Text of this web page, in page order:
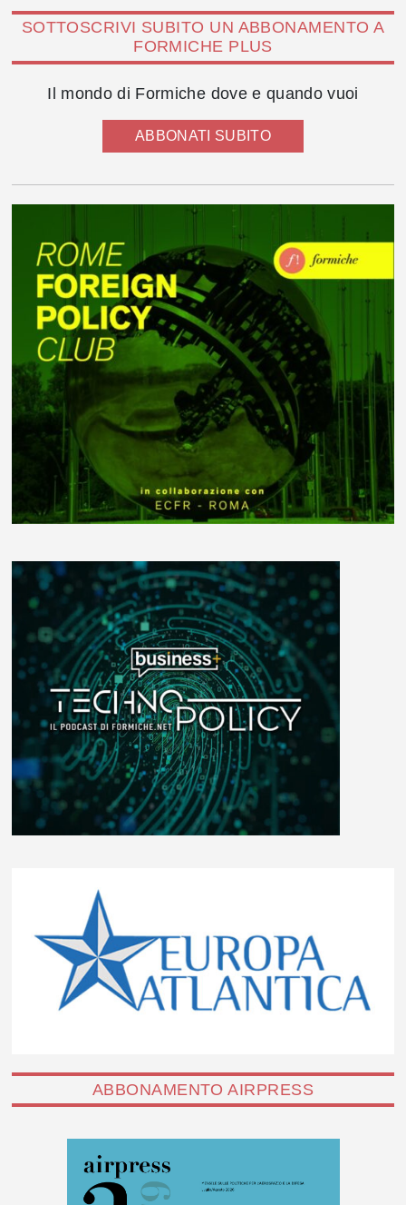
SOTTOSCRIVI SUBITO UN ABBONAMENTO A
FORMICHE PLUS
Il mondo di Formiche dove e quando vuoi
ABBONATI SUBITO
ABBONAMENTO AIRPRESS